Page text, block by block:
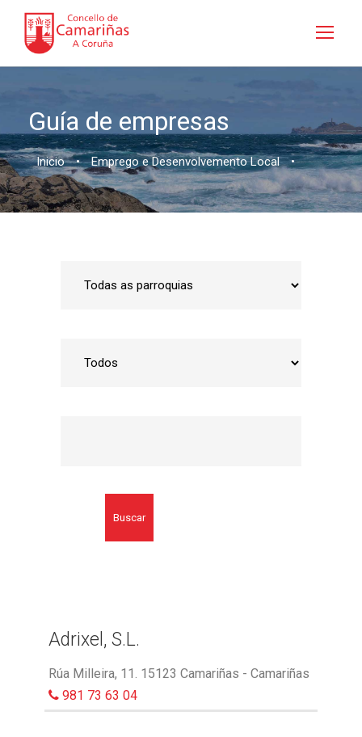
Guía de empresas
Inicio • Emprego e Desenvolvemento Local •
Buscar
Adrixel, S.L.
Rúa Milleira, 11. 15123 Camariñas - Camariñas
981 73 63 04